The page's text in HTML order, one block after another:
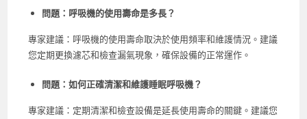
問題：呼吸機的使用壽命是多長？
專家建議：呼吸機的使用壽命取決於使用頻率和維護情況。建議
您定期更換濾芯和檢查漏氣現象，確保設備的正常運作。
問題：如何正確清潔和維護睡眠呼吸機？
專家建議：定期清潔和檢查設備是延長使用壽命的關鍵。建議您